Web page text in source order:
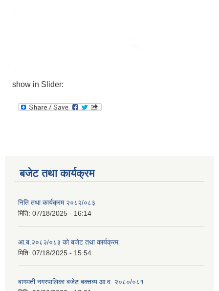
show in Slider:
बजेट तथा कार्यक्रम
निति तथा कार्यक्रम २०८२/०८३
मिति: 07/18/2025 - 16:14
आ.ब.२०८२/०८३ को बजेट तथा कार्यक्रम
मिति: 07/18/2025 - 15:54
बागमती नगरपालिका बजेट बक्तब्य आ.व. २०८०/०८१